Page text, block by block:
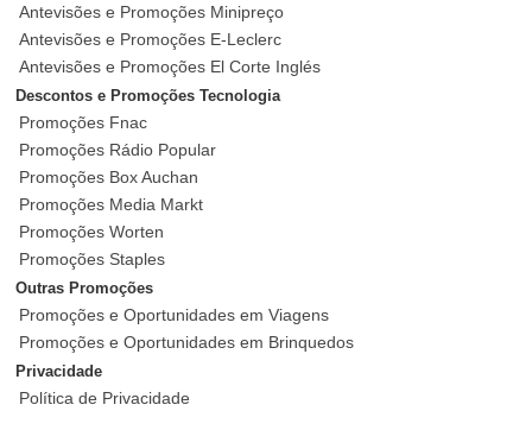
Antevisões e Promoções Minipreço
Antevisões e Promoções E-Leclerc
Antevisões e Promoções El Corte Inglés
Descontos e Promoções Tecnologia
Promoções Fnac
Promoções Rádio Popular
Promoções Box Auchan
Promoções Media Markt
Promoções Worten
Promoções Staples
Outras Promoções
Promoções e Oportunidades em Viagens
Promoções e Oportunidades em Brinquedos
Privacidade
Política de Privacidade